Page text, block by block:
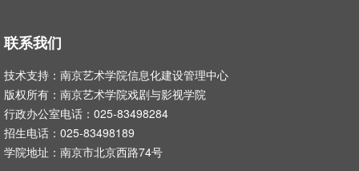
联系我们
技术支持：南京艺术学院信息化建设管理中心
版权所有：南京艺术学院戏剧与影视学院
行政办公室电话：025-83498284
招生电话：025-83498189
学院地址：南京市北京西路74号